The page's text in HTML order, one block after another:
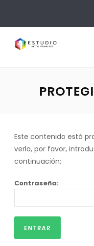
Este contenido está
verlo, por favor,
continuación:
Contraseña: